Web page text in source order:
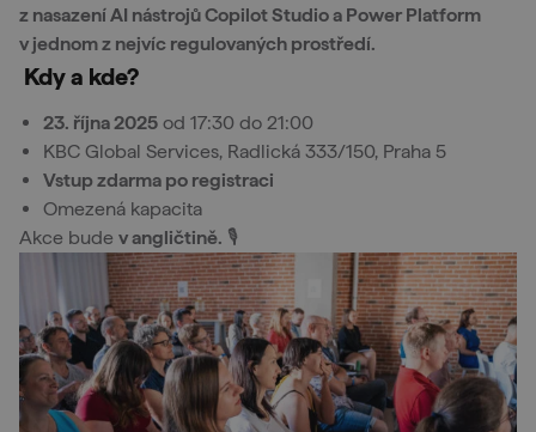
z nasazení AI nástrojů Copilot Studio a Power Platform
v jednom z nejvíc regulovaných prostředí.
Kdy a kde?
23. října 2025 od 17:30 do 21:00
KBC Global Services, Radlická 333/150, Praha 5
Vstup zdarma po registraci
Omezená kapacita
Akce bude v angličtině. 🎙️